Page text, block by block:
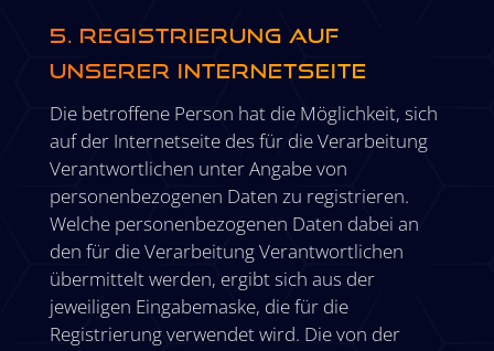
5. Registrierung auf
unserer Internetseite
Die betroffene Person hat die Möglichkeit, sich
auf der Internetseite des für die Verarbeitung
Verantwortlichen unter Angabe von
personenbezogenen Daten zu registrieren.
Welche personenbezogenen Daten dabei an
den für die Verarbeitung Verantwortlichen
übermittelt werden, ergibt sich aus der
jeweiligen Eingabemaske, die für die
Registrierung verwendet wird. Die von der